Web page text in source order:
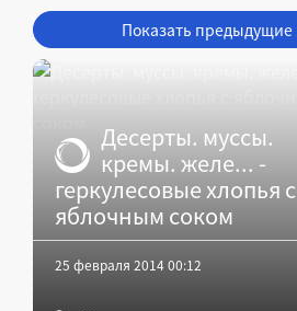
Показать предыдущие
Десерты. муссы.
кремы. желе... -
геркулесовые хлопья с
яблочным соком
25 февраля 2014 00:12